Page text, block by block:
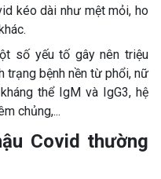
kéo dài như mệt mỏi, ho
số yếu tố gây nên triệu
trạng bệnh nền từ phổi, nữ
thể IgM và IgG3, hệ
chủng,...
Covid thường